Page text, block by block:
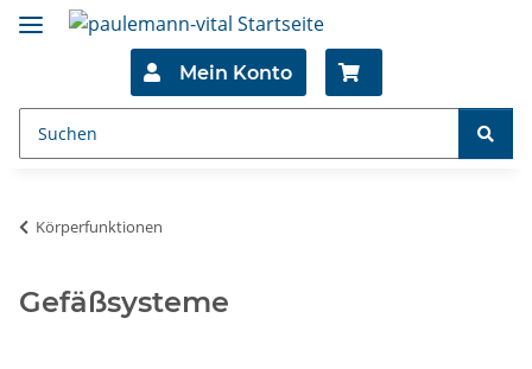
Mein Konto
Körperfunktionen
Gefäßsysteme